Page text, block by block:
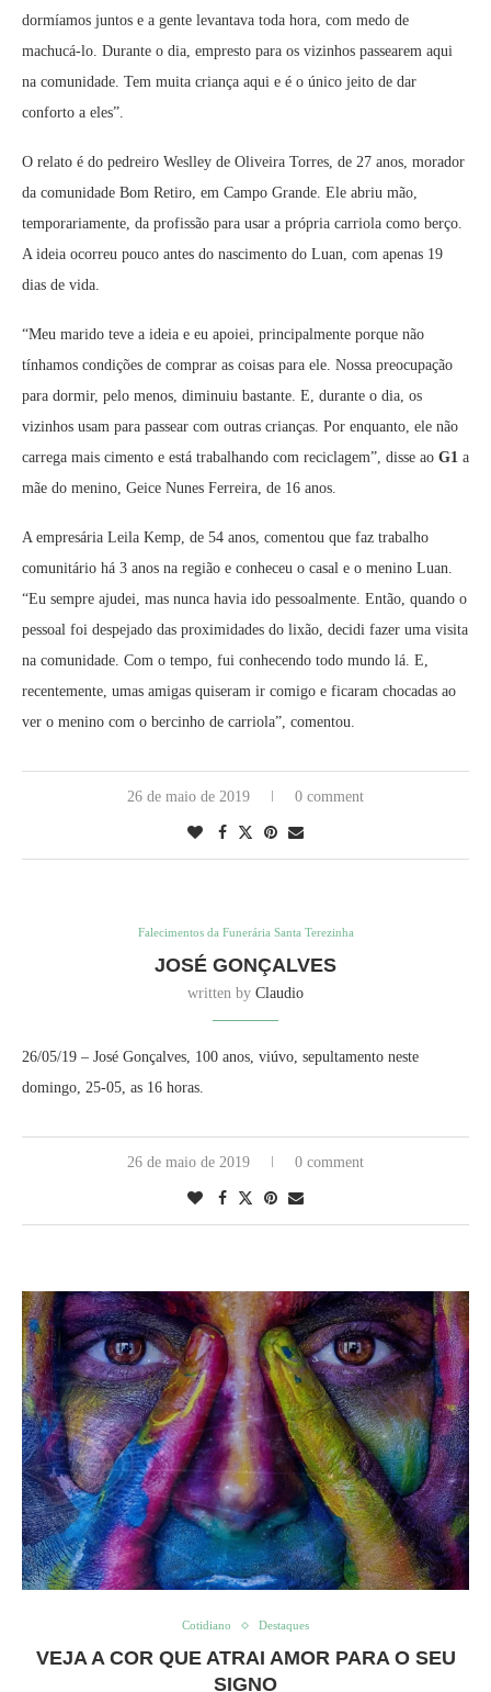
dormíamos juntos e a gente levantava toda hora, com medo de
machucá-lo. Durante o dia, empresto para os vizinhos passearem aqui
na comunidade. Tem muita criança aqui e é o único jeito de dar
conforto a eles”.
O relato é do pedreiro Weslley de Oliveira Torres, de 27 anos, morador
da comunidade Bom Retiro, em Campo Grande. Ele abriu mão,
temporariamente, da profissão para usar a própria carriola como berço.
A ideia ocorreu pouco antes do nascimento do Luan, com apenas 19
dias de vida.
“Meu marido teve a ideia e eu apoiei, principalmente porque não
tínhamos condições de comprar as coisas para ele. Nossa preocupação
para dormir, pelo menos, diminuiu bastante. E, durante o dia, os
vizinhos usam para passear com outras crianças. Por enquanto, ele não
carrega mais cimento e está trabalhando com reciclagem”, disse ao G1 a
mãe do menino, Geice Nunes Ferreira, de 16 anos.
A empresária Leila Kemp, de 54 anos, comentou que faz trabalho
comunitário há 3 anos na região e conheceu o casal e o menino Luan.
“Eu sempre ajudei, mas nunca havia ido pessoalmente. Então, quando o
pessoal foi despejado das proximidades do lixão, decidi fazer uma visita
na comunidade. Com o tempo, fui conhecendo todo mundo lá. E,
recentemente, umas amigas quiseram ir comigo e ficaram chocadas ao
ver o menino com o bercinho de carriola”, comentou.
26 de maio de 2019 0 comment
Falecimentos da Funerária Santa Terezinha
JOSÉ GONÇALVES
written by Claudio
26/05/19 – José Gonçalves, 100 anos, viúvo, sepultamento neste
domingo, 25-05, as 16 horas.
26 de maio de 2019 0 comment
Cotidiano Destaques
VEJA A COR QUE ATRAI AMOR PARA O SEU
SIGNO